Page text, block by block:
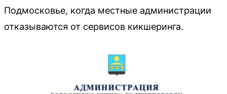
Подмосковье, когда местные администрации
отказываются от сервисов кикшеринга.